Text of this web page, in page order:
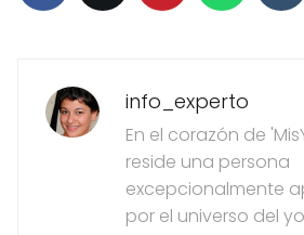
info_experto
En el corazón de
reside una persona
excepcionalmente
por el universo del